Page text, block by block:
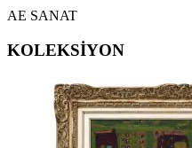
ERGİN İNAN ESERLERİ
AE SANAT
KOLEKSİYON